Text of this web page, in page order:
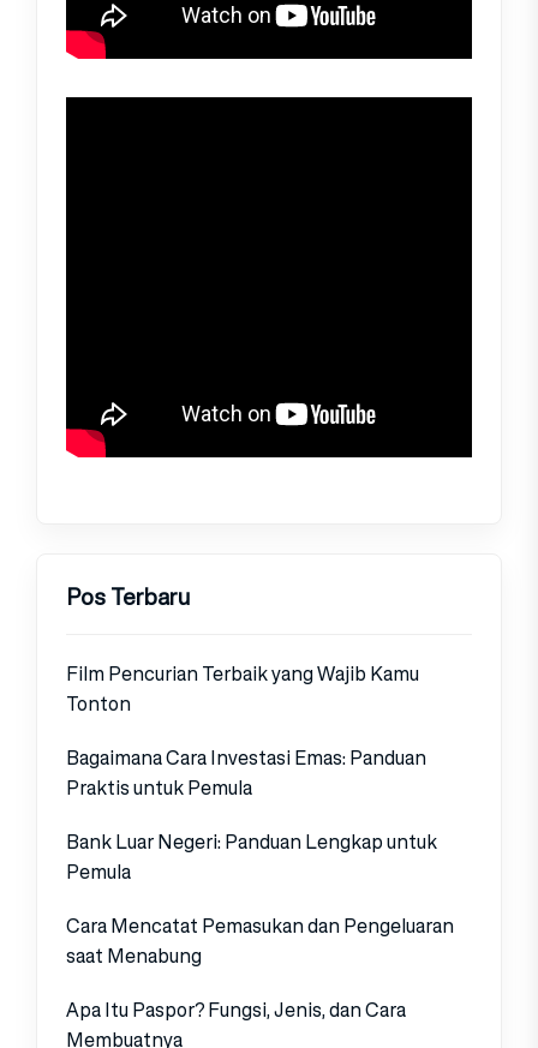
Pos Terbaru
Film Pencurian Terbaik yang Wajib Kamu
Tonton
Bagaimana Cara Investasi Emas: Panduan
Praktis untuk Pemula
Bank Luar Negeri: Panduan Lengkap untuk
Pemula
Cara Mencatat Pemasukan dan Pengeluaran
saat Menabung
Apa Itu Paspor? Fungsi, Jenis, dan Cara
Membuatnya